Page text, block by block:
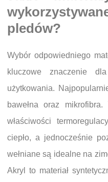
pledów?
Wybór odpowiedniego
kluczowe znaczenie
użytkowania.
bawełna oraz
właściwości
ciepło, a jednocześnie
wełniane są idealne na
Akryl to materiał